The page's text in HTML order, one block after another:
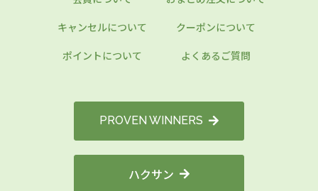
キャンセルについて
クーポンについて
ポイントについて
よくあるご質問
PROVEN WINNERS
ハクサン